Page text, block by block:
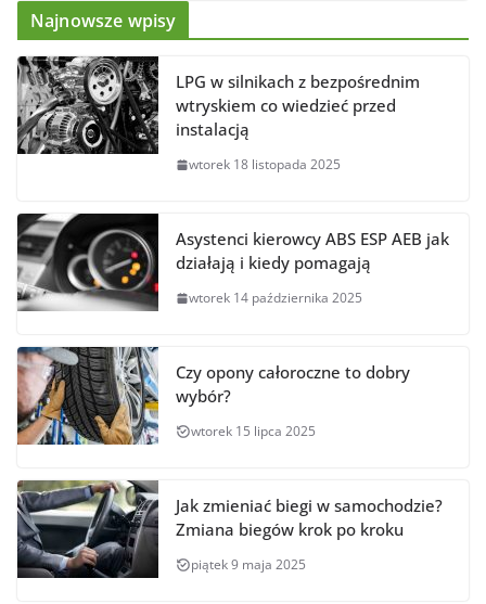
Najnowsze wpisy
LPG w silnikach z bezpośrednim
wtryskiem co wiedzieć przed
instalacją
wtorek 18 listopada 2025
Asystenci kierowcy ABS ESP AEB jak
działają i kiedy pomagają
wtorek 14 października 2025
Czy opony całoroczne to dobry
wybór?
wtorek 15 lipca 2025
Jak zmieniać biegi w samochodzie?
Zmiana biegów krok po kroku
piątek 9 maja 2025